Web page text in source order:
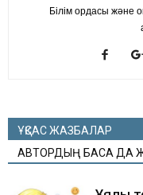
Білім ордасы және
ҰҚСАС ЖАЗБАЛАР
АВТОРДЫҢ БАСҚА ДА